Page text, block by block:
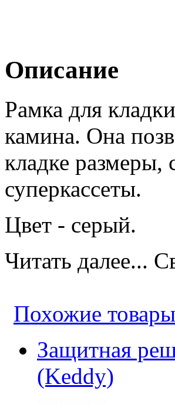
Описание
Рамка для
камина. Она
кладке размеры,
суперкассеты.
Цвет - серый.
Читать далее...
Похожие товары
Защитная
(Keddy)